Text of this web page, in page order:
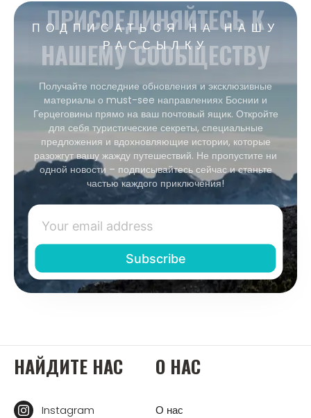
ПОДПИСАТЬСЯ НА НАШУ
РАССЫЛКУ
ПРИСОЕДИНЯЙТЕСЬ К
НАШЕМУ СООБЩЕСТВУ
Получайте последние обновления и эксклюзивные
материалы о must-see направлениях Боснии и
Герцеговины прямо на ваш почтовый ящик. Откройте
для себя туристические секреты, специальные
предложения и вдохновляющие истории, которые
разожгут вашу жажду путешествий. Не пропустите ни
одной новости – подписывайтесь сейчас и станьте
частью каждого приключения!
НАЙДИТЕ НАС
Instagram
О НАС
О нас